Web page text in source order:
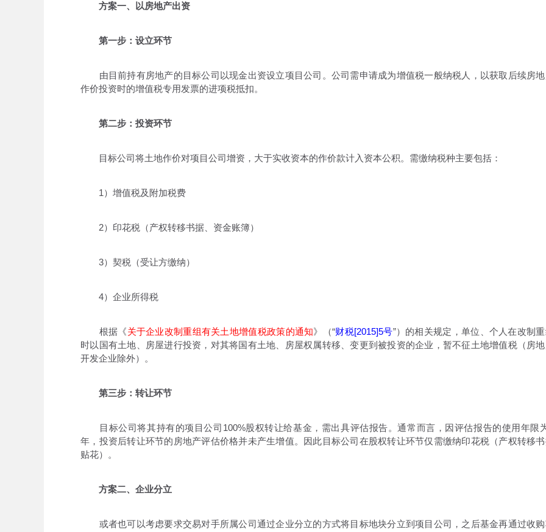
方案一、以房地产出资
第一步：设立环节
由目前持有房地产的目标公司以现金出资设立项目公司。公司需申请成为增值税一般纳税人，以获取后续房
作价投资时的增值税专用发票的进项税抵扣。
第二步：投资环节
目标公司将土地作价对项目公司增资，大于实收资本的作价款计入资本公积。需缴纳税种主要包括：
1）增值税及附加税费
2）印花税（产权转移书据、资金账簿）
3）契税（受让方缴纳）
4）企业所得税
根据《关于企业改制重组有关土地增值税政策的通知》（“财税[2015]5号”）的相关规定，单位、个人在改制重
时以国有土地、房屋进行投资，对其将国有土地、房屋权属转移、变更到被投资的企业，暂不征土地增值税（房
开发企业除外）。
第三步：转让环节
目标公司将其持有的项目公司100%股权转让给基金，需出具评估报告。通常而言，因评估报告的使用年限
年，投资后转让环节的房地产评估价格并未产生增值。因此目标公司在股权转让环节仅需缴纳印花税（产权转移
贴花）。
方案二、企业分立
或者也可以考虑要求交易对手所属公司通过企业分立的方式将目标地块分立到项目公司，之后基金再通过收